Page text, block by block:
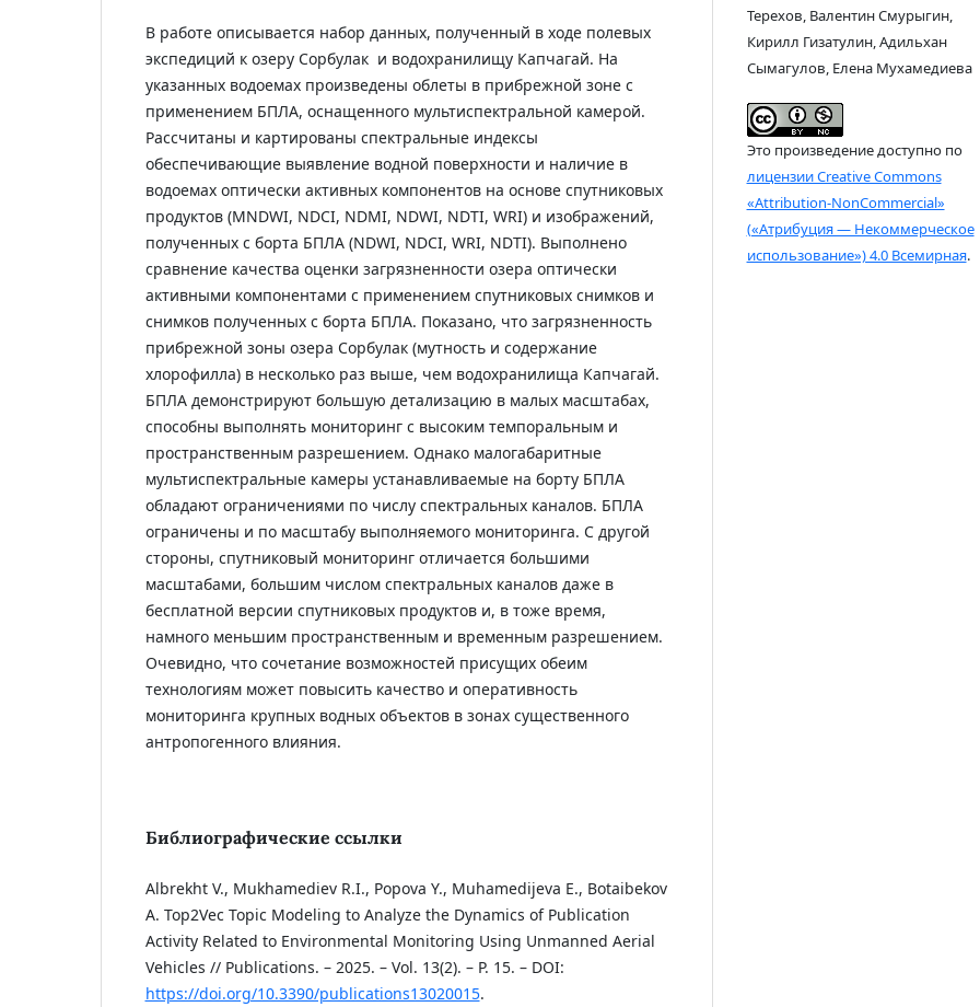
В работе описывается набор данных, полученный в ходе полевых
экспедиций к озеру Сорбулак и водохранилищу Капчагай. На
указанных водоемах произведены облеты в прибрежной зоне с
применением БПЛА, оснащенного мультиспектральной камерой.
Рассчитаны и картированы спектральные индексы
обеспечивающие выявление водной поверхности и наличие в
водоемах оптически активных компонентов на основе спутниковых
продуктов (MNDWI, NDCI, NDMI, NDWI, NDTI, WRI) и изображений,
полученных с борта БПЛА (NDWI, NDCI, WRI, NDTI). Выполнено
сравнение качества оценки загрязненности озера оптически
активными компонентами с применением спутниковых снимков и
снимков полученных с борта БПЛА. Показано, что загрязненность
прибрежной зоны озера Сорбулак (мутность и содержание
хлорофилла) в несколько раз выше, чем водохранилища Капчагай.
БПЛА демонстрируют большую детализацию в малых масштабах,
способны выполнять мониторинг с высоким темпоральным и
пространственным разрешением. Однако малогабаритные
мультиспектральные камеры устанавливаемые на борту БПЛА
обладают ограничениями по числу спектральных каналов. БПЛА
ограничены и по масштабу выполняемого мониторинга. С другой
стороны, спутниковый мониторинг отличается большими
масштабами, большим числом спектральных каналов даже в
бесплатной версии спутниковых продуктов и, в тоже время,
намного меньшим пространственным и временным разрешением.
Очевидно, что сочетание возможностей присущих обеим
технологиям может повысить качество и оперативность
мониторинга крупных водных объектов в зонах существенного
антропогенного влияния.
Библиографические ссылки
Albrekht V., Mukhamediev R.I., Popova Y., Muhamedijeva E., Botaibekov
A. Top2Vec Topic Modeling to Analyze the Dynamics of Publication
Activity Related to Environmental Monitoring Using Unmanned Aerial
Vehicles // Publications. – 2025. – Vol. 13(2). – P. 15. – DOI:
https://doi.org/10.3390/publications13020015.
Терехов, Валентин Смурыгин,
Кирилл Гизатулин, Адильхан
Сымагулов, Елена Мухамедиева
Это произведение доступно по
лицензии Creative Commons
«Attribution-NonCommercial»
(«Атрибуция — Некоммерческое
использование») 4.0 Всемирная.